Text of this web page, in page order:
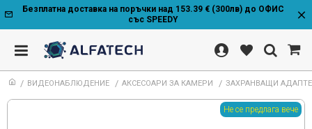
Безплатна доставка на поръчки над 153.39 € (300лв) до ОФИС
със SPEEDY
ВИДЕОНАБЛЮДЕНИЕ АКСЕСОАРИ ЗА КАМЕРИ ЗАХРАНВАЩИ
Не се предлага вече